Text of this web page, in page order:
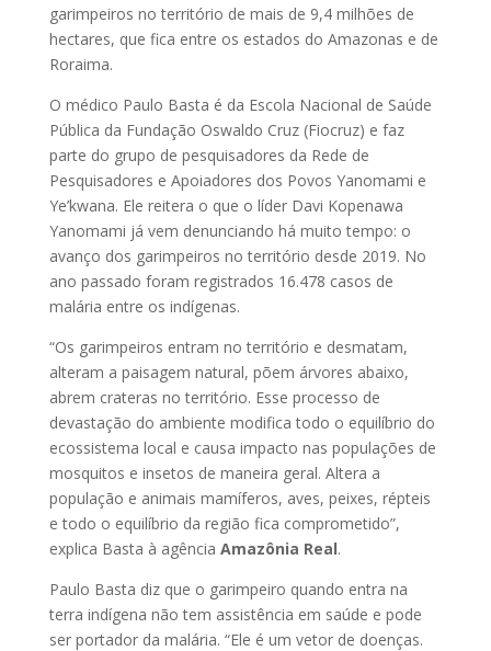
garimpeiros no território de mais de 9,4 milhões de
hectares, que fica entre os estados do Amazonas e de
Roraima.
O médico Paulo Basta é da Escola Nacional de Saúde
Pública da Fundação Oswaldo Cruz (Fiocruz) e faz
parte do grupo de pesquisadores da Rede de
Pesquisadores e Apoiadores dos Povos Yanomami e
Ye’kwana. Ele reitera o que o líder Davi Kopenawa
Yanomami já vem denunciando há muito tempo: o
avanço dos garimpeiros no território desde 2019. No
ano passado foram registrados 16.478 casos de
malária entre os indígenas.
“Os garimpeiros entram no território e desmatam,
alteram a paisagem natural, põem árvores abaixo,
abrem crateras no território. Esse processo de
devastação do ambiente modifica todo o equilíbrio do
ecossistema local e causa impacto nas populações de
mosquitos e insetos de maneira geral. Altera a
população e animais mamíferos, aves, peixes, répteis
e todo o equilíbrio da região fica comprometido”,
explica Basta à agência Amazônia Real.
Paulo Basta diz que o garimpeiro quando entra na
terra indígena não tem assistência em saúde e pode
ser portador da malária. “Ele é um vetor de doenças.